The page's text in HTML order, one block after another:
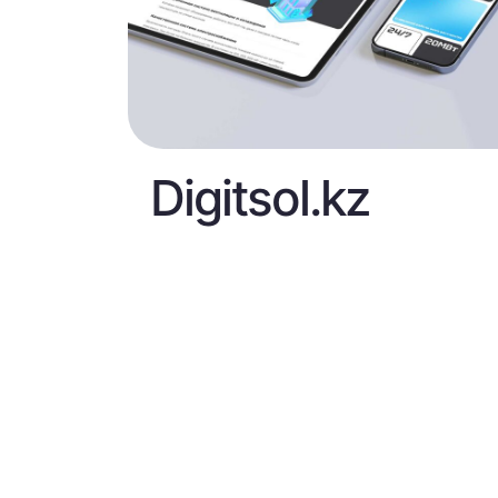
Digitsol.kz